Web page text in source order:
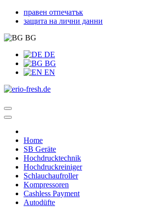
правен отпечатък
защита на лични данни
BG
DE
BG
EN
Home
SB Geräte
Hochdrucktechnik
Hochdruckreiniger
Schlauchaufroller
Kompressoren
Cashless Payment
Autodüfte